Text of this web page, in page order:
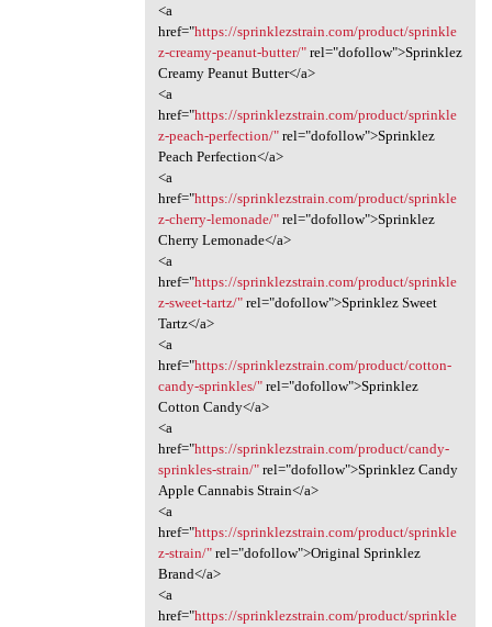
<a
href="https://sprinklezstrain.com/product/sprinkle
z-creamy-peanut-butter/"rel="dofollow">Sprinklez
Creamy Peanut Butter</a>
<a
href="https://sprinklezstrain.com/product/sprinkle
z-peach-perfection/"rel="dofollow">Sprinklez
Peach Perfection</a>
<a
href="https://sprinklezstrain.com/product/sprinkle
z-cherry-lemonade/"rel="dofollow">Sprinklez
Cherry Lemonade</a>
<a
href="https://sprinklezstrain.com/product/sprinkle
z-sweet-tartz/"rel="dofollow">Sprinklez Sweet
Tartz</a>
<a
href="https://sprinklezstrain.com/product/cotton-
candy-sprinkles/"rel="dofollow">Sprinklez
Cotton Candy</a>
<a
href="https://sprinklezstrain.com/product/candy-
sprinkles-strain/"rel="dofollow">Sprinklez Candy
Apple Cannabis Strain</a>
<a
href="https://sprinklezstrain.com/product/sprinkle
z-strain/"rel="dofollow">Original Sprinklez
Brand</a>
<a
href="https://sprinklezstrain.com/product/sprinkle